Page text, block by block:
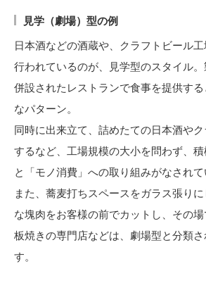
見学（劇場）型の例
日本酒などの酒蔵や、クラフトビール
行われているのが、見学型のスタイル。
併設されたレストランで食事を提供す
なパターン。
同時に出来立て、詰めたての日本酒や
するなど、工場規模の大小を問わず、積
と「モノ消費」への取り組みがなされて
また、蕎麦打ちスペースをガラス張り
な塊肉をお客様の前でカットし、その
板焼きの専門店などは、劇場型と分類
す。